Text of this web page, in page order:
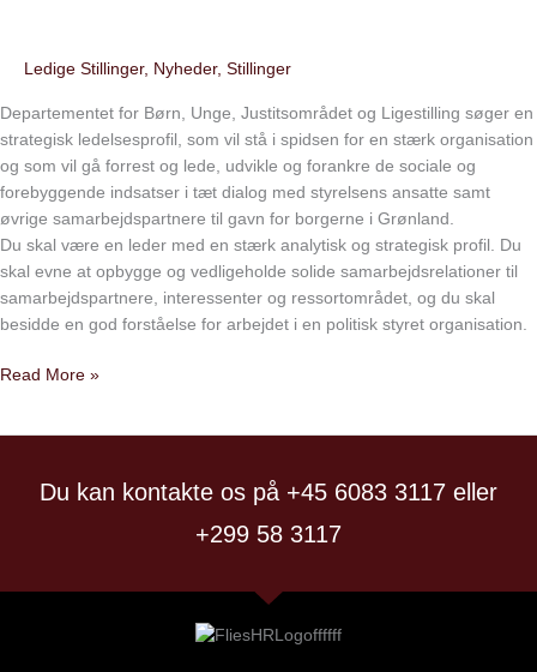
Ledige Stillinger, Nyheder, Stillinger
Departementet for Børn, Unge, Justitsområdet og Ligestilling søger en
strategisk ledelsesprofil, som vil stå i spidsen for en stærk organisation
og som vil gå forrest og lede, udvikle og forankre de sociale og
forebyggende indsatser i tæt dialog med styrelsens ansatte samt
øvrige samarbejdspartnere til gavn for borgerne i Grønland.
Du skal være en leder med en stærk analytisk og strategisk profil. Du
skal evne at opbygge og vedligeholde solide samarbejdsrelationer til
samarbejdspartnere, interessenter og ressortområdet, og du skal
besidde en god forståelse for arbejdet i en politisk styret organisation.
Read More »
Du kan kontakte os på +45 6083 3117 eller
+299 58 3117